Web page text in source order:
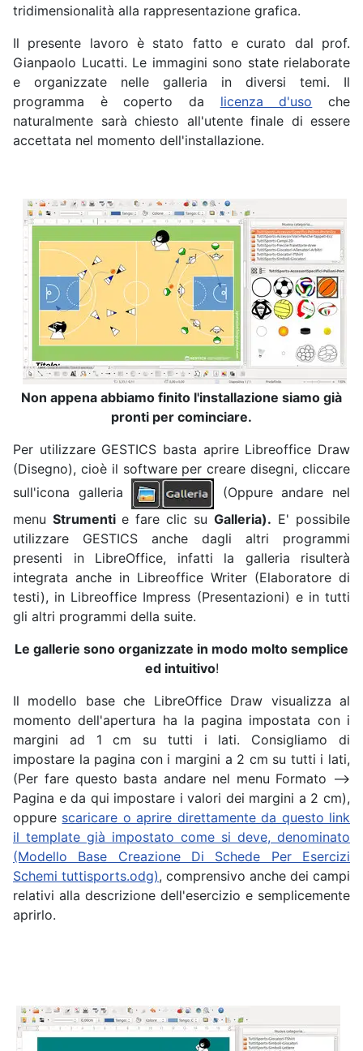
tridimensionalità alla rappresentazione grafica.
Il presente lavoro è stato fatto e curato dal prof.
Gianpaolo Lucatti. Le immagini sono state rielaborate
e organizzate nelle galleria in diversi temi. Il
programma è coperto da licenza d'uso che
naturalmente sarà chiesto all'utente finale di essere
accettata nel momento dell'installazione.
Non appena abbiamo finito l'installazione siamo già
pronti per cominciare.
Per utilizzare GESTICS basta aprire Libreoffice Draw
(Disegno), cioè il software per creare disegni, cliccare
sull'icona galleria
(Oppure andare nel
menu Strumenti e fare clic su Galleria). E' possibile
utilizzare GESTICS anche dagli altri programmi
presenti in LibreOffice, infatti la galleria risulterà
integrata anche in Libreoffice Writer (Elaboratore di
testi), in Libreoffice Impress (Presentazioni) e in tutti
gli altri programmi della suite.
Le gallerie sono organizzate in modo molto semplice
ed intuitivo!
Il modello base che LibreOffice Draw visualizza al
momento dell'apertura ha la pagina impostata con i
margini ad 1 cm su tutti i lati. Consigliamo di
impostare la pagina con i margini a 2 cm su tutti i lati,
(Per fare questo basta andare nel menu Formato -->
Pagina e da qui impostare i valori dei margini a 2 cm),
oppure scaricare o aprire direttamente da questo link
il template già impostato come si deve, denominato
(Modello Base Creazione Di Schede Per Esercizi
Schemi tuttisports.odg), comprensivo anche dei campi
relativi alla descrizione dell'esercizio e semplicemente
aprirlo.